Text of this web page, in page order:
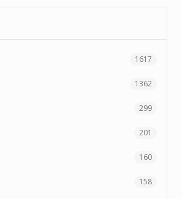
1617
1362
299
201
160
158